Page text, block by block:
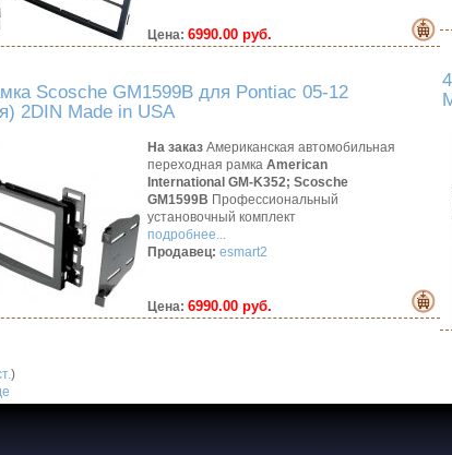
Цена: 6990.00 руб.
Scosche GM1599B для Pontiac 05-12
2DIN Made in USA
На заказ Американская автомобильная
переходная рамка American
International GM-K352; Scosche
GM1599B Профессиональный
установочный комплект
подробнее...
Продавец: esmart2
Цена: 6990.00 руб.
)